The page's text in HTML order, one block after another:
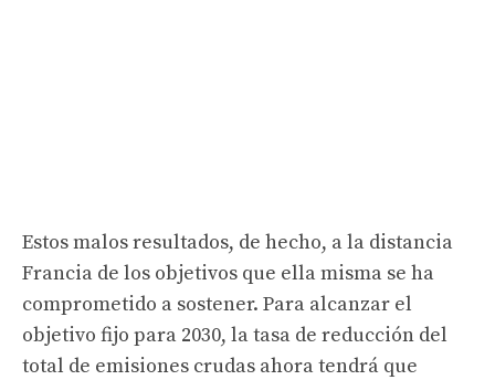
Estos malos resultados, de hecho, a la distancia
Francia de los objetivos que ella misma se ha
comprometido a sostener. Para alcanzar el
objetivo fijo para 2030, la tasa de reducción del
total de emisiones crudas ahora tendrá que